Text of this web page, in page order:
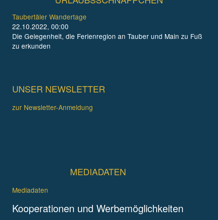
Taubertäler Wandertage
22.10.2022, 00:00
Die Gelegenheit, die Ferienregion an Tauber und Main zu Fuß
zu erkunden
UNSER NEWSLETTER
zur Newsletter-Anmeldung
MEDIADATEN
Mediadaten
Kooperationen und Werbemöglichkeiten